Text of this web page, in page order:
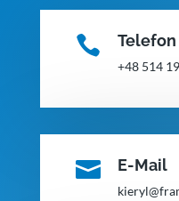
 Telefon
+48 514
 E-Mail